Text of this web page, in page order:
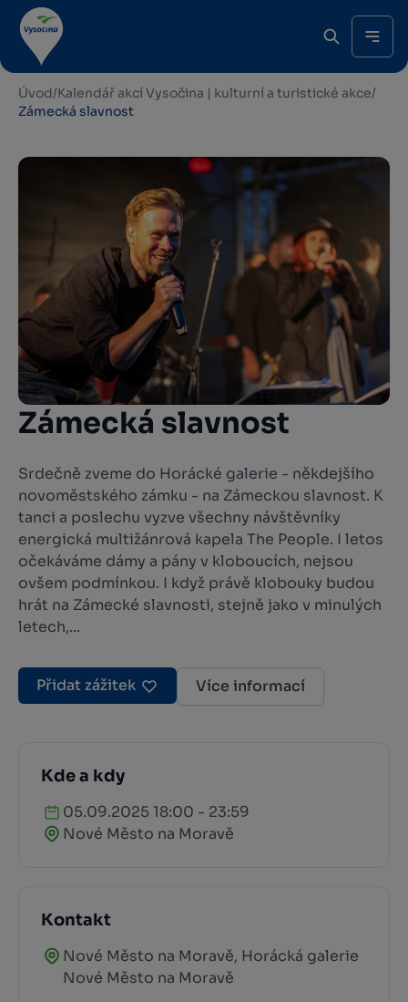
Úvod/Kalendář akcí Vysočina | kulturní a turistické akce/
Zámecká slavnost
Zámecká slavnost
Srdečně zveme do Horácké galerie - někdejšího
novoměstského zámku - na Zámeckou slavnost. K
tanci a poslechu vyzve všechny návštěvníky
energická multižánrová kapela The People. I letos
očekáváme dámy a pány v kloboucích, nejsou
ovšem podmínkou. I když právě klobouky budou
hrát na Zámecké slavnosti, stejně jako v minulých
letech,...
Přidat zážitek Více informací
Kde a kdy
05.09.2025 18:00 - 23:59
Nové Město na Moravě
Kontakt
Nové Město na Moravě, Horácká galerie
Nové Město na Moravě